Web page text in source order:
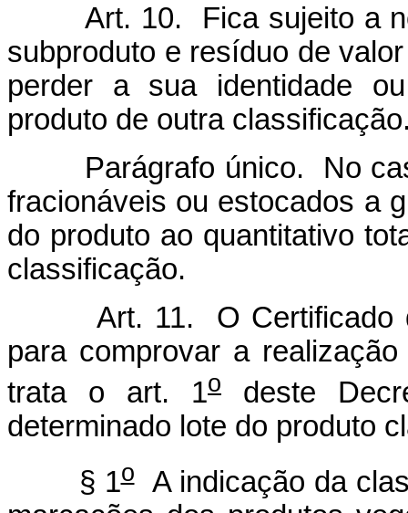
Art. 10. Fica sujeito a
subproduto e resíduo de
perder a sua identidade
produto de outra
Parágrafo único. No
fracionáveis ou estocados a
do produto ao quantitativo
classificação.
Art. 11. O Certificado de
para comprovar a
trata o art. 1o
deste
determinado lote do produto
§ 1oA indicação da